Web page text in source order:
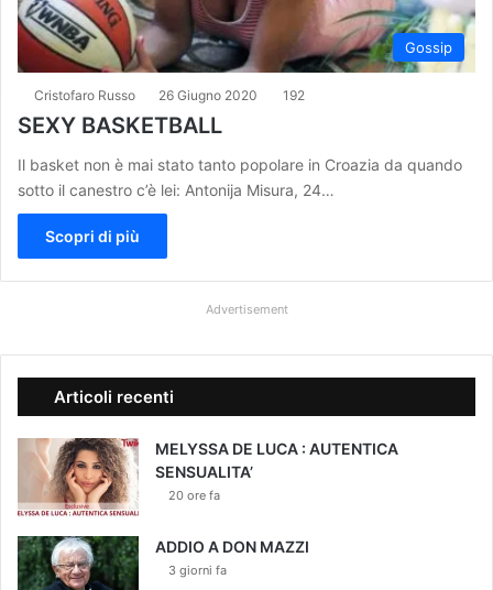
Gossip
Cristofaro Russo 26 Giugno 2020 192
SEXY BASKETBALL
Il basket non è mai stato tanto popolare in Croazia da quando
sotto il canestro c’è lei: Antonija Misura, 24…
Scopri di più
Advertisement
Articoli recenti
MELYSSA DE LUCA : AUTENTICA
SENSUALITA’
20 ore fa
ADDIO A DON MAZZI
3 giorni fa